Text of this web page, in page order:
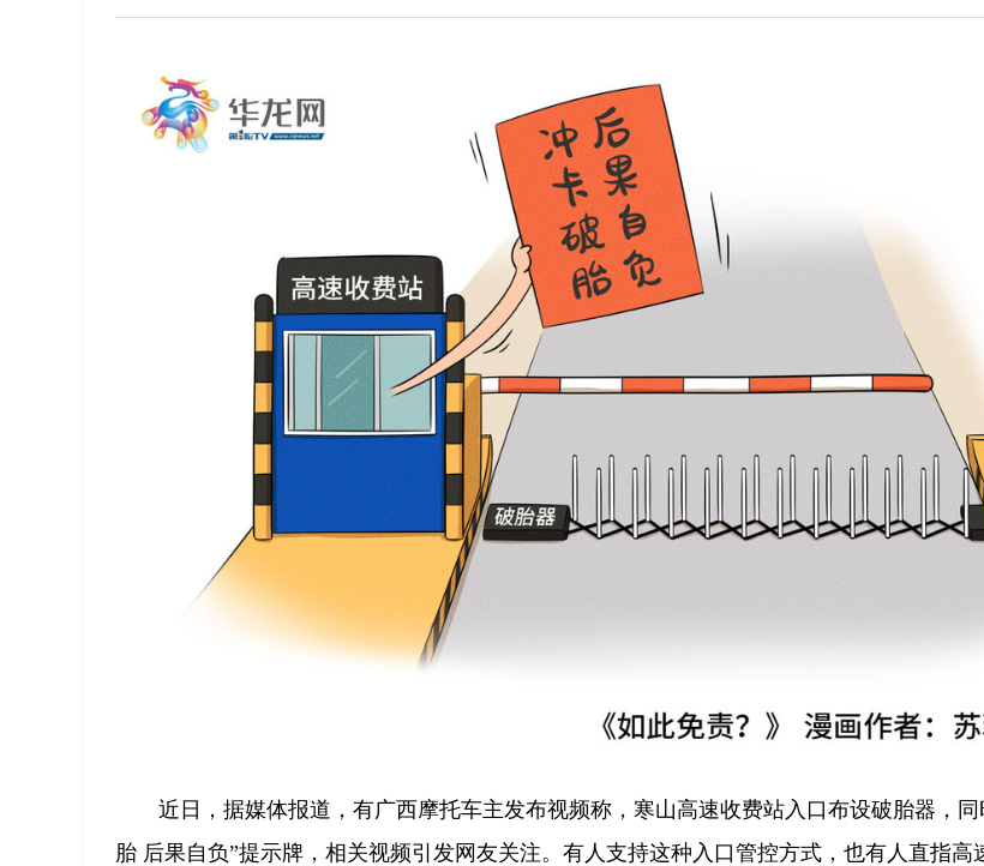
近日，据媒体报道，有广西摩托车主发布视频称，寒山高速收费站入口布设破胎器，同
胎 后果自负”提示牌，相关视频引发网友关注。有人支持这种入口管控方式，也有人直指高